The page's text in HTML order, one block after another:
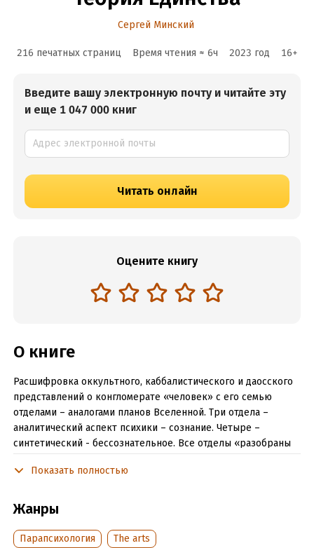
Сергей Минский
216 печатных страниц Время чтения ≈ 6ч 2023 год 16+
Введите вашу электронную почту и читайте эту
и еще 1 047 000 книг
Читать онлайн
Оцените книгу
О книге
Расшифровка оккультного, каббалистического и даосского
представлений о конгломерате «человек» с его семью
отделами – аналогами планов Вселенной. Три отдела –
аналитический аспект психики – сознание. Четыре –
синтетический - бессознательное. Все отделы «разобраны
позиций последнего от моноцентричных организмов к
исследований откроется тайна происхождения константы
Золотого Сечения, «обнаружится» куратор естественного
отбора и еще много чего интересного. Книга написана в
Показать полностью
Жанры
Парапсихология The arts